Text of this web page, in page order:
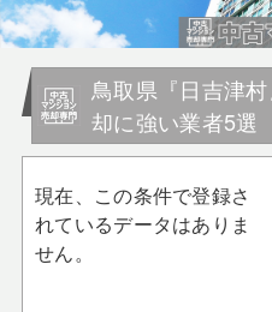
鳥取県『日吉津
却に強い業者5選
現在、この条件で登録さ
れているデータはありま
せん。